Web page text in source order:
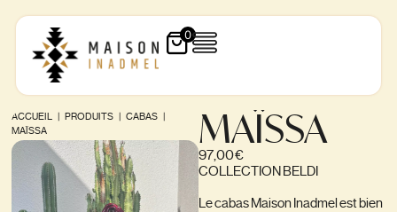
0
ACCUEIL PRODUITS |CABAS
MAÏSSA
MAÏSSA
97,00€
COLLECTION BELDI
Le cabas Maison Inadmel est bien